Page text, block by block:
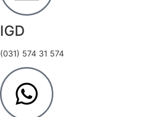
IGD
(031) 574 31 574